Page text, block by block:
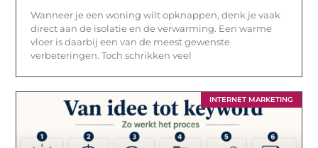
Wanneer je een woning wilt opknappen, denk je vaak
direct aan de isolatie en de verwarming. Een warme
vloer is daarbij een van de meest gewenste
verbeteringen. Toch schrikken veel
INTERNET MARKETING